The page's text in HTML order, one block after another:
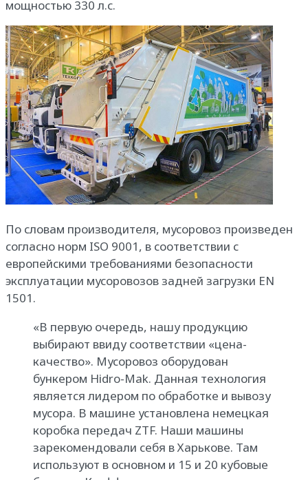
мощностью 330 л.с.
По словам производителя, мусоровоз произведен
согласно норм ISO 9001, в соответствии с
европейскими требованиями безопасности
эксплуатации мусоровозов задней загрузки EN
1501.
«В первую очередь, нашу продукцию
выбирают ввиду соответствии «цена-
качество». Мусоровоз оборудован
бункером Hidro-Mak. Данная технология
является лидером по обработке и вывозу
мусора. В машине установлена немецкая
коробка передач ZTF. Наши машины
зарекомендовали себя в Харькове. Там
используют в основном и 15 и 20 кубовые